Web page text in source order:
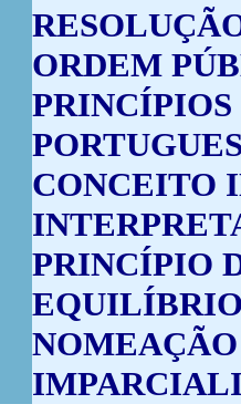
ORDEM
CONCEITO
PRINCÍPIO
EQUILÍBRIO